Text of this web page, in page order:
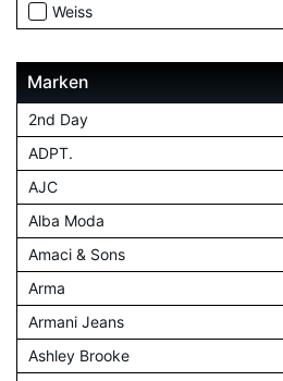
Weiss
Marken
2nd Day
ADPT.
AJC
Alba Moda
Amaci & Sons
Arma
Armani Jeans
Ashley Brooke